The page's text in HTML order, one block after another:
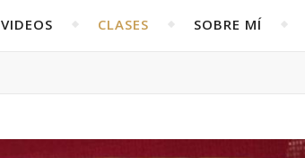
VIDEOS CLASES SOBRE MÍ